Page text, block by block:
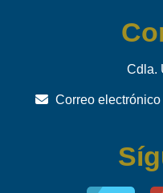
Cdla.
Correo electrónico